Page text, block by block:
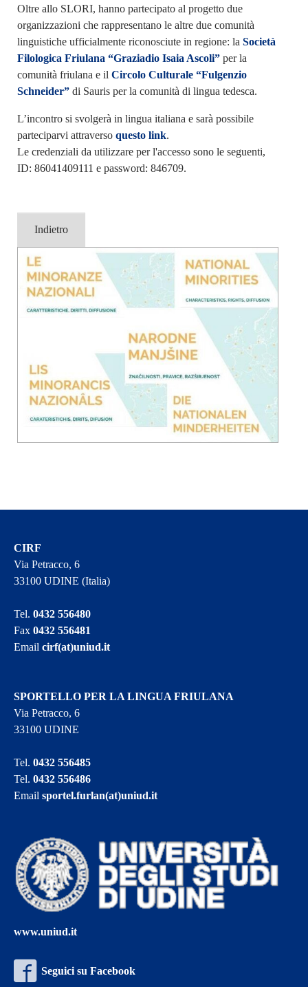
Oltre allo SLORI, hanno partecipato al progetto due
organizzazioni che rappresentano le altre due comunità
linguistiche ufficialmente riconosciute in regione: la Società
Filologica Friulana “Graziadio Isaia Ascoli”per la
comunità friulana e il Circolo Culturale “Fulgenzio
Schneider”di Sauris per la comunità di lingua tedesca.
L’incontro si svolgerà in lingua italiana e sarà possibile
parteciparvi attraverso questo link.
Le credenziali da utilizzare per l'accesso sono le seguenti,
ID: 86041409111 e password: 846709.
Indietro
CIRF
Via Petracco, 6
33100 UDINE (Italia)
Tel.0432 556480
Fax0432 556481
Emailcirf(at)uniud.it
SPORTELLO PER LA LINGUA FRIULANA
Via Petracco, 6
33100 UDINE
Tel.0432 556485
Tel.0432 556486
Emailsportel.furlan(at)uniud.it
www.uniud.it
Seguici su Facebook